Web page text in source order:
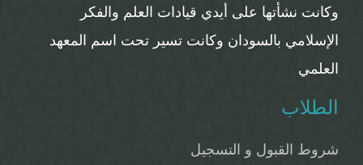
وكانت نشأتها على أيدي قيادات العلم والفكر
الإسلامي بالسودان وكانت تسير تحت اسم المعهد
العلمي
الطلاب
شروط القبول و التسجيل